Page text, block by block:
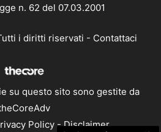
n. 62 del 07.03.2001
i diritti riservati - Contattaci
su questo sito sono gestite da
Policy-Disclaimer